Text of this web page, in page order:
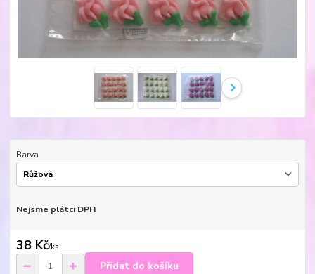
Barva
Nejsme plátci DPH
38 Kč/ks
Přidat do košíku